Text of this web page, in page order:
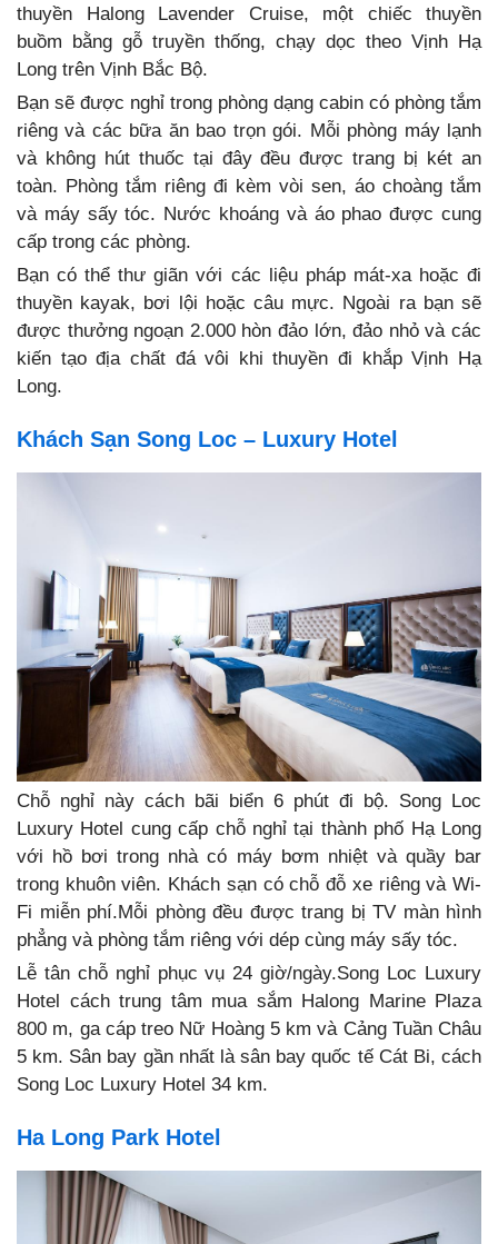
thuyền Halong Lavender Cruise, một chiếc thuyền
buồm bằng gỗ truyền thống, chạy dọc theo Vịnh Hạ
Long trên Vịnh Bắc Bộ.
Bạn sẽ được nghỉ trong phòng dạng cabin có phòng tắm
riêng và các bữa ăn bao trọn gói. Mỗi phòng máy lạnh
và không hút thuốc tại đây đều được trang bị két an
toàn. Phòng tắm riêng đi kèm vòi sen, áo choàng tắm
và máy sấy tóc. Nước khoáng và áo phao được cung
cấp trong các phòng.
Bạn có thể thư giãn với các liệu pháp mát-xa hoặc đi
thuyền kayak, bơi lội hoặc câu mực. Ngoài ra bạn sẽ
được thưởng ngoạn ​​2.000 hòn đảo lớn, đảo nhỏ và các
kiến tạo địa chất đá vôi khi thuyền đi khắp Vịnh Hạ
Long.
Khách Sạn Song Loc – Luxury Hotel
Chỗ nghỉ này cách bãi biển 6 phút đi bộ. Song Loc
Luxury Hotel cung cấp chỗ nghỉ tại thành phố Hạ Long
với hồ bơi trong nhà có máy bơm nhiệt và quầy bar
trong khuôn viên. Khách sạn có chỗ đỗ xe riêng và Wi-
Fi miễn phí.Mỗi phòng đều được trang bị TV màn hình
phẳng và phòng tắm riêng với dép cùng máy sấy tóc.
Lễ tân chỗ nghỉ phục vụ 24 giờ/ngày.Song Loc Luxury
Hotel cách trung tâm mua sắm Halong Marine Plaza
800 m, ga cáp treo Nữ Hoàng 5 km và Cảng Tuần Châu
5 km. Sân bay gần nhất là sân bay quốc tế Cát Bi, cách
Song Loc Luxury Hotel 34 km.
Ha Long Park Hotel